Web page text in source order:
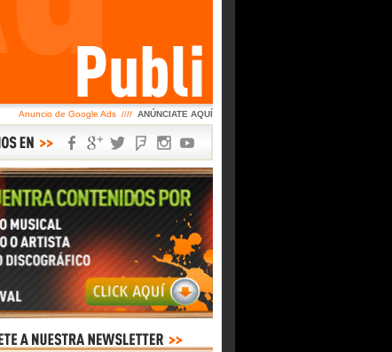
Anuncio de Google Ads //// ANÚNCIATE AQUÍ